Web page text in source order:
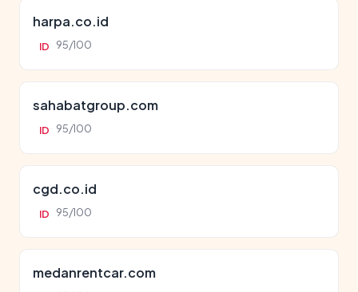
harpa.co.id
ID 95/100
sahabatgroup.com
ID 95/100
cgd.co.id
ID 95/100
medanrentcar.com